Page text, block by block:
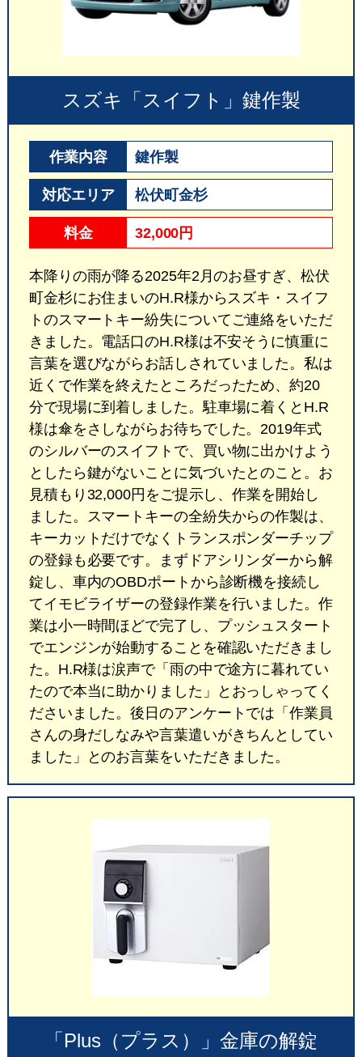
スズキ「スイフト」鍵作製
作業内容 鍵作製
対応エリア 松伏町金杉
料金 32,000円
本降りの雨が降る2025年2月のお昼すぎ、松伏
町金杉にお住まいのH.R様からスズキ・スイフ
トのスマートキー紛失についてご連絡をいただ
きました。電話口のH.R様は不安そうに慎重に
言葉を選びながらお話しされていました。私は
近くで作業を終えたところだったため、約20
分で現場に到着しました。駐車場に着くとH.R
様は傘をさしながらお待ちでした。2019年式
のシルバーのスイフトで、買い物に出かけよう
としたら鍵がないことに気づいたとのこと。お
見積もり32,000円をご提示し、作業を開始し
ました。スマートキーの全紛失からの作製は、
キーカットだけでなくトランスポンダーチップ
の登録も必要です。まずドアシリンダーから解
錠し、車内のOBDポートから診断機を接続し
てイモビライザーの登録作業を行いました。作
業は小一時間ほどで完了し、プッシュスタート
でエンジンが始動することを確認いただきまし
た。H.R様は涙声で「雨の中で途方に暮れてい
たので本当に助かりました」とおっしゃってく
ださいました。後日のアンケートでは「作業員
さんの身だしなみや言葉遣いがきちんとしてい
ました」とのお言葉をいただきました。
「Plus（プラス）」金庫の解錠